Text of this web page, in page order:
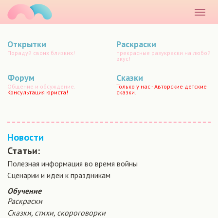
меню
Открытки
Порадуй своих близких!
Раскраски
прекрасные разукраски на любой
вкус!
Форум
Общение и обсуждение.
Консультация юриста!
Сказки
Только у нас - Авторские детские
сказки!
Новости
Статьи:
Полезная информация во время войны
Сценарии и идеи к праздникам
Обучение
Раскраски
Сказки, стихи, скороговорки